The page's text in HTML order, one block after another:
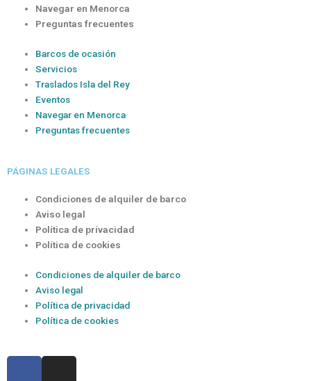
Navegar en Menorca
Preguntas frecuentes
Barcos de ocasión
Servicios
Traslados Isla del Rey
Eventos
Navegar en Menorca
Preguntas frecuentes
PÁGINAS LEGALES
Condiciones de alquiler de barco
Aviso legal
Política de privacidad
Política de cookies
Condiciones de alquiler de barco
Aviso legal
Política de privacidad
Política de cookies